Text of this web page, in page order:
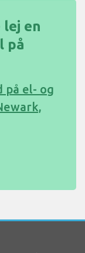
en
på
på el- og